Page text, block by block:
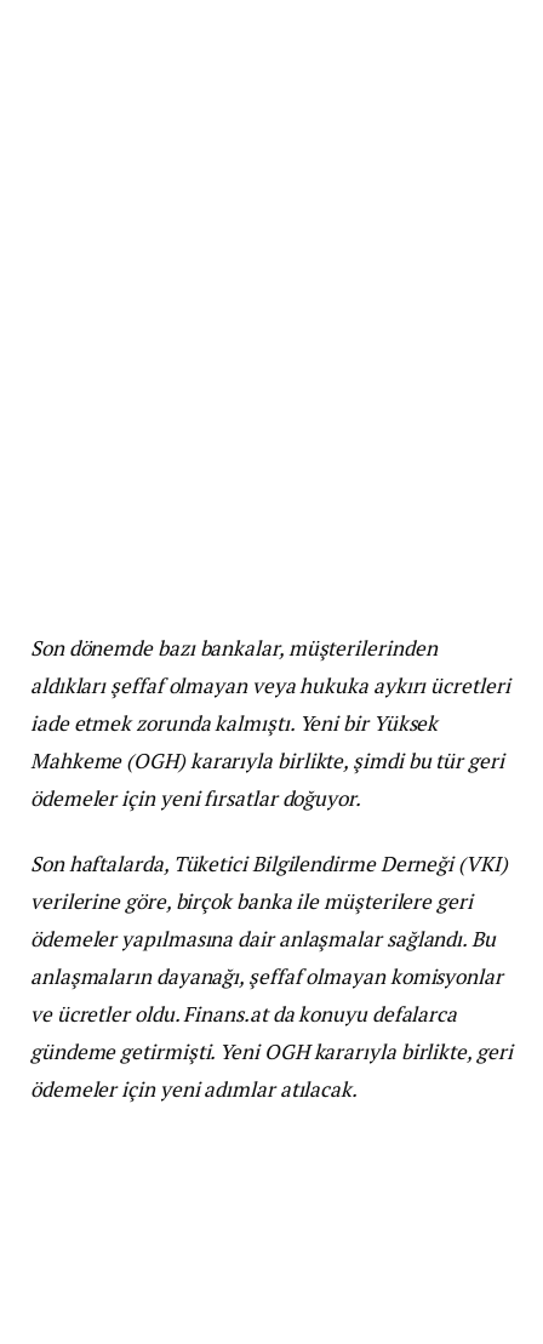
Son dönemde bazı bankalar, müşterilerinden
aldıkları şeffaf olmayan veya hukuka aykırı ücretleri
iade etmek zorunda kalmıştı. Yeni bir Yüksek
Mahkeme (OGH) kararıyla birlikte, şimdi bu tür geri
ödemeler için yeni fırsatlar doğuyor.
Son haftalarda, Tüketici Bilgilendirme Derneği (VKI)
verilerine göre, birçok banka ile müşterilere geri
ödemeler yapılmasına dair anlaşmalar sağlandı. Bu
anlaşmaların dayanağı, şeffaf olmayan komisyonlar
ve ücretler oldu. Finans.at da konuyu defalarca
gündeme getirmişti. Yeni OGH kararıyla birlikte, geri
ödemeler için yeni adımlar atılacak.